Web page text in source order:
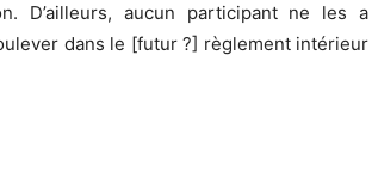
D’ailleurs, aucun participant ne les a
dans le [futur ?] règlement intérieur